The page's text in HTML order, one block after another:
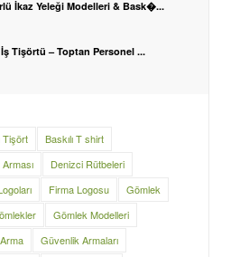
İkaz Yeleği Modelleri & Bask�...
Tişörtü – Toptan Personel ...
Tişört
Baskılı T shirt
Denizci Rütbeleri
Firma Logosu
Gömlek
Gömlek Modelleri
Güvenlik Armaları